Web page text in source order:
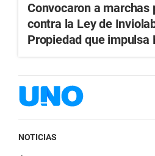
Convocaron a marchas
contra la Ley de
Propiedad que impulsa
NOTICIAS